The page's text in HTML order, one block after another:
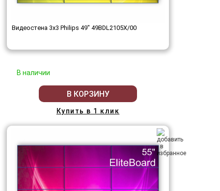
Видеостена 3x3 Philips 49" 49BDL2105X/00
В наличии
В КОРЗИНУ
Купить в 1 клик